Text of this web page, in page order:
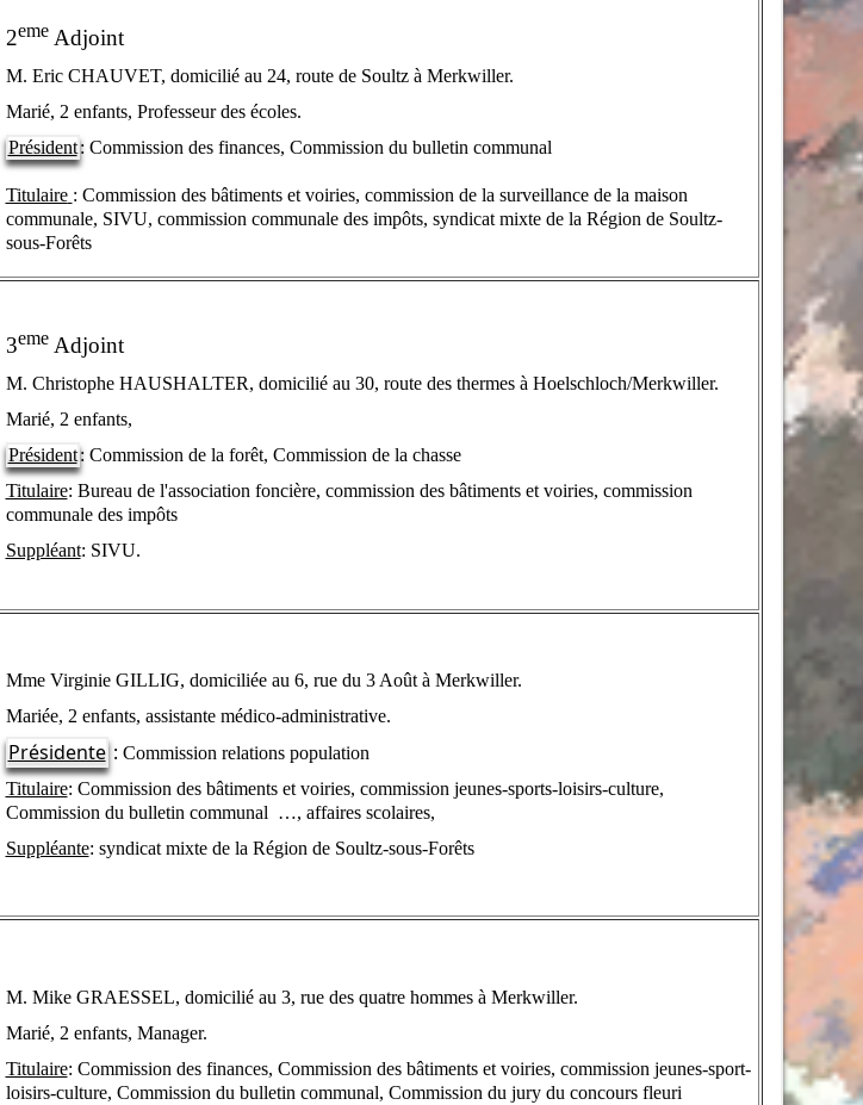
2emeAdjoint
M. Eric CHAUVET, domicilié au 24, route de Soultz à Merkwiller.
Marié, 2 enfants, Professeur des écoles.
Président: Commission des finances, Commission du bulletin communal
Titulaire : Commission des bâtiments et voiries, commission de la surveillance de la maison
communale, SIVU, commission communale des impôts, syndicat mixte de la Région de Soultz-
sous-Forêts
3emeAdjoint
M. Christophe HAUSHALTER, domicilié au 30, route des thermes à Hoelschloch/Merkwiller.
Marié, 2 enfants,
Président: Commission de la forêt, Commission de la chasse
Titulaire: Bureau de l'association foncière, commission des bâtiments et voiries, commission
communale des impôts
Suppléant: SIVU.
Mme Virginie GILLIG, domiciliée au 6, rue du 3 Août à Merkwiller.
Mariée, 2 enfants, assistante médico-administrative.
Présidente: Commission relations population
Titulaire: Commission des bâtiments et voiries, commission jeunes-sports-loisirs-culture,
Commission du bulletin communal …, affaires scolaires,
Suppléante: syndicat mixte de la Région de Soultz-sous-Forêts
M. Mike GRAESSEL, domicilié au 3, rue des quatre hommes à Merkwiller.
Marié, 2 enfants, Manager.
Titulaire: Commission des finances, Commission des bâtiments et voiries, commission jeunes-sport-
loisirs-culture, Commission du bulletin communal, Commission du jury du concours fleuri